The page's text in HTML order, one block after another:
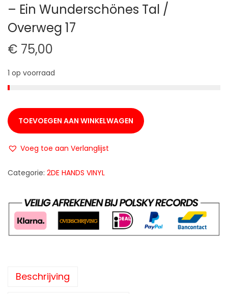
– Ein Wunderschönes Tal /
Overweg 17
€ 75,00
1 op voorraad
TOEVOEGEN AAN WINKELWAGEN
Voeg toe aan Verlanglijst
Categorie: 2DE HANDS VINYL
Beschrijving